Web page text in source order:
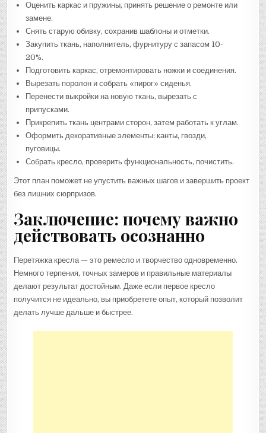
Оценить каркас и пружины, принять решение о ремонте или
замене.
Снять старую обивку, сохранив шаблоны и отметки.
Закупить ткань, наполнитель, фурнитуру с запасом 10-
20%.
Подготовить каркас, отремонтировать ножки и соединения.
Вырезать поролон и собрать «пирог» сиденья.
Перенести выкройки на новую ткань, вырезать с
припусками.
Прикрепить ткань центрами сторон, затем работать к углам.
Оформить декоративные элементы: канты, гвозди,
пуговицы.
Собрать кресло, проверить функциональность, почистить.
Этот план поможет не упустить важных шагов и завершить проект
без лишних сюрпризов.
Заключение: почему важно
действовать осознанно
Перетяжка кресла — это ремесло и творчество одновременно.
Немного терпения, точных замеров и правильные материалы
делают результат достойным. Даже если первое кресло
получится не идеально, вы приобретете опыт, который позволит
делать лучше дальше и быстрее.